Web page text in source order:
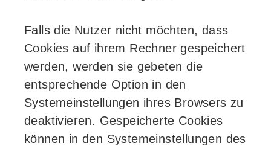
Falls die Nutzer nicht möchten, dass
Cookies auf ihrem Rechner gespeichert
werden, werden sie gebeten die
entsprechende Option in den
Systemeinstellungen ihres Browsers zu
deaktivieren. Gespeicherte Cookies
können in den Systemeinstellungen des